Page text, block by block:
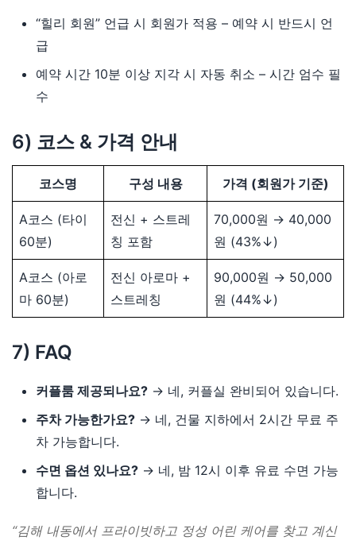
“힐리 회원” 언급 시 회원가 적용 – 예약 시 반드시 언
급
예약 시간 10분 이상 지각 시 자동 취소 – 시간 엄수 필
수
6) 코스 & 가격 안내
코스명 구성 내용 가격 (회원가 기준)
A코스 (타이
60분)
전신 + 스트레
칭 포함
70,000원 → 40,000
원 (43%↓)
A코스 (아로
마 60분)
전신 아로마 +
스트레칭
90,000원 → 50,000
원 (44%↓)
7) FAQ
커플룸 제공되나요? → 네, 커플실 완비되어 있습니다.
주차 가능한가요? → 네, 건물 지하에서 2시간 무료 주
차 가능합니다.
수면 옵션 있나요? → 네, 밤 12시 이후 유료 수면 가능
합니다.
“김해 내동에서 프라이빗하고 정성 어린 케어를 찾고 계신